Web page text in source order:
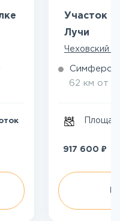
Участок 6
Лучи
Чеховский
62 км от
917 600 ₽